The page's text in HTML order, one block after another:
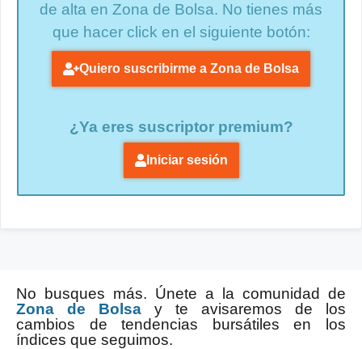
de alta en Zona de Bolsa. No tienes más
que hacer click en el siguiente botón:
Quiero suscribirme a Zona de Bolsa
¿Ya eres suscriptor premium?
Iniciar sesión
No busques más. Únete a la comunidad de
Zona de Bolsa y te avisaremos de los
cambios de tendencias bursátiles en los
índices que seguimos.